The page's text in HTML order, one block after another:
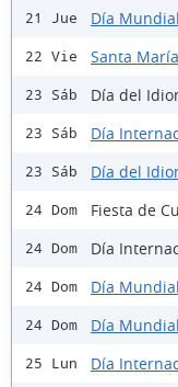
21 Jue Día
22 Vie Santa
23 Sáb Día del
23 Sáb Día
23 Sáb Día del
24 Dom Fiesta de
24 Dom Día
24 Dom Día
24 Dom Día
25 Lun Día